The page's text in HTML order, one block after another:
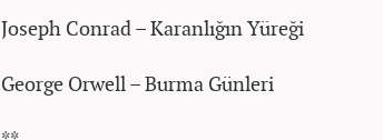
Joseph Conrad – Karanlığın Yüreği
George Orwell – Burma Günleri